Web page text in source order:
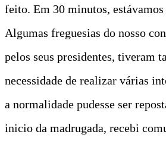
feito. Em 30 minutos, estávamos
Algumas freguesias do nosso
pelos seus presidentes, tiveram
necessidade de realizar várias
a normalidade pudesse ser
inicio da madrugada, recebi